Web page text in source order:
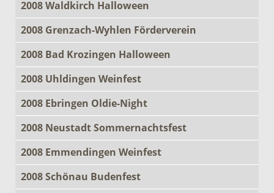
2008 Waldkirch Halloween
2008 Grenzach-Wyhlen Förderverein
2008 Bad Krozingen Halloween
2008 Uhldingen Weinfest
2008 Ebringen Oldie-Night
2008 Neustadt Sommernachtsfest
2008 Emmendingen Weinfest
2008 Schönau Budenfest